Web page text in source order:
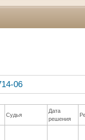
06
Судья
Дата
решения